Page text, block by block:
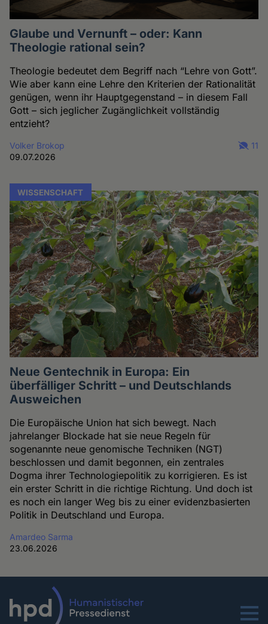
Glaube und Vernunft – oder: Kann
Theologie rational sein?
Theologie bedeutet dem Begriff nach “Lehre von Gott”.
Wie aber kann eine Lehre den Kriterien der Rationalität
genügen, wenn ihr Hauptgegenstand – in diesem Fall
Gott – sich jeglicher Zugänglichkeit vollständig
entzieht?
Volker Brokop
09.07.2026
11
WISSENSCHAFT
Neue Gentechnik in Europa: Ein
überfälliger Schritt – und Deutschlands
Ausweichen
Die Europäische Union hat sich bewegt. Nach
jahrelanger Blockade hat sie neue Regeln für
sogenannte neue genomische Techniken (NGT)
beschlossen und damit begonnen, ein zentrales
Dogma ihrer Technologiepolitik zu korrigieren. Es ist
ein erster Schritt in die richtige Richtung. Und doch ist
es noch ein langer Weg bis zu einer evidenzbasierten
Politik in Deutschland und Europa.
Amardeo Sarma
23.06.2026
Menu